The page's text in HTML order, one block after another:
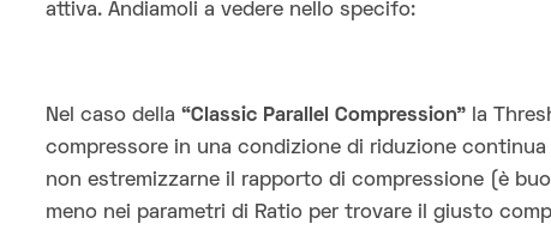
attiva. Andiamoli a vedere nello specifo:
Nel caso della “Classic Parallel Compression” la
compressore in una condizione di riduzione
non estremizzarne il rapporto di compressione (è
meno nei parametri di Ratio per trovare il giusto